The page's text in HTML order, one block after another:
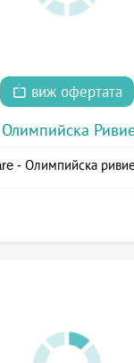
виж офертата
Олимпийска
- Олимпийска